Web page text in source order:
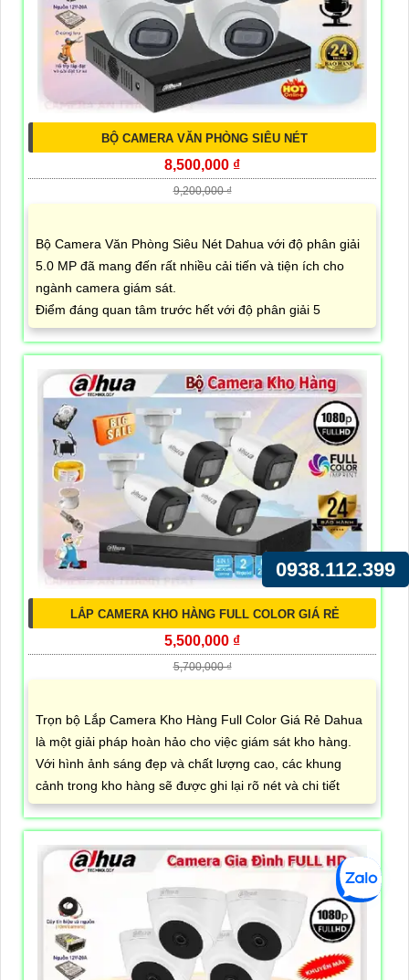
BỘ CAMERA VĂN PHÒNG SIÊU NÉT
8,500,000 ₫
9,200,000 ₫
Bộ Camera Văn Phòng Siêu Nét Dahua với độ phân giải
5.0 MP đã mang đến rất nhiều cải tiến và tiện ích cho
ngành camera giám sát.
Điểm đáng quan tâm trước hết với độ phân giải 5
LẮP CAMERA KHO HÀNG FULL COLOR GIÁ RẺ
5,500,000 ₫
5,700,000 ₫
Trọn bộ Lắp Camera Kho Hàng Full Color Giá Rẻ Dahua
là một giải pháp hoàn hảo cho việc giám sát kho hàng.
Với hình ảnh sáng đẹp và chất lượng cao, các khung
cảnh trong kho hàng sẽ được ghi lại rõ nét và chi tiết
0938.112.399